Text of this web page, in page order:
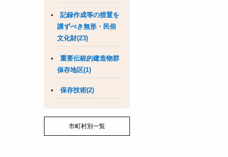
記録作成等の措置を
講ずべき無形・民俗
文化財(23)
重要伝統的建造物群
保存地区(1)
保存技術(2)
市町村別一覧